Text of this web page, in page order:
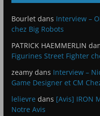
Bourletdans Interview –
chez Big Robots
PATRICK HAEMMERLIN
Figurines Street Fighter
zeamydans Interview –
Game Designer et CM
lelievre dans [Avis] IRON
Notre Avis